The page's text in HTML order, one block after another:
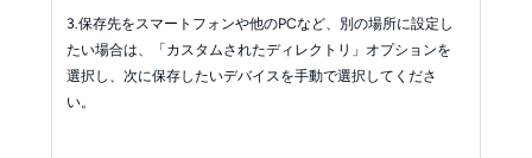
3.保存先をスマートフォンや他のPCなど、別の場所に設定し
たい場合は、「カスタムされたディレクトリ」オプションを
選択し、次に保存したいデバイスを手動で選択してくださ
い。